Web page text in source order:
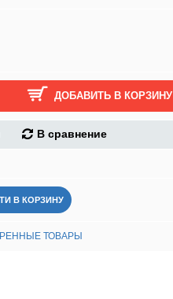
ДОБАВИТЬ В КОРЗИНУ
В сравнение
В КОРЗИНУ
ТОВАРЫ